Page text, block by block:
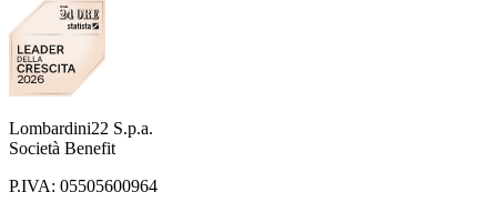
Lombardini22 S.p.a.
Società Benefit
P.IVA: 05505600964